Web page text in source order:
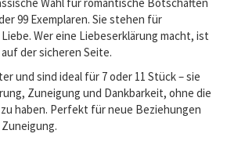
99 Exemplaren. Sie stehen für
Wer eine Liebeserklärung macht, ist
der sicheren Seite.
und sind ideal für 7 oder 11 Stück – sie
Zuneigung und Dankbarkeit, ohne die
haben. Perfekt für neue Beziehungen